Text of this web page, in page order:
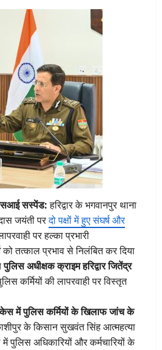
सस्पेंड:हरिद्वार के भगवानपुर थाना
जयंती परदो पक्षों में हुए संघर्ष और
पर हल्का प्रभारी
को तत्काल प्रभाव से निलंबित कर दिया
पुलिस अधीक्षक क्राइम हरिद्वार जितेंद्र
कर्मियों की लापरवाही पर विस्तृत
में पुलिस कर्मियों के खिलाफ जांच के
के किसान सुखवंत सिंह आत्महत्या
पुलिस अधिकारियों और कर्मचारियों के